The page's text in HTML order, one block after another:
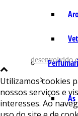
As
desenvolvido
Utilizamos cookies
nossos serviços e
interesses. Ao